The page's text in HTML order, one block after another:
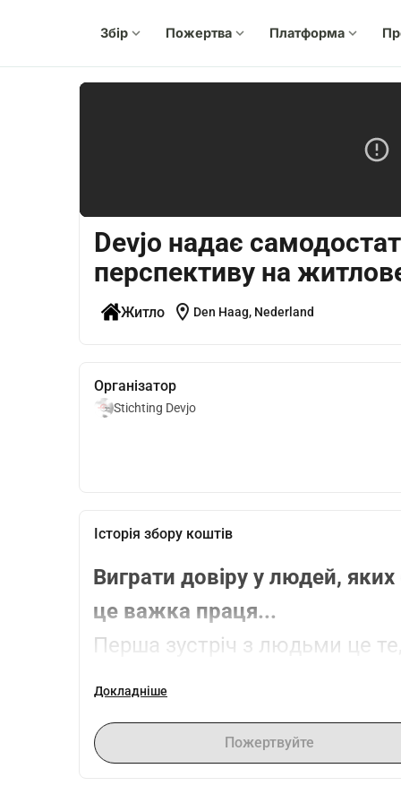
Збір expand_more Пожертва expand_more Платформа expand_more
Devjo надає
перспективу на
Житло location_on Den Haag, Nederland
Організатор
Stichting Devjo
Історія збору коштів
Виграти довіру у людей, яких
це важка праця...
Перша зустріч з людьми це
як зустрічі з людьми в барі, у
приходять лише бездомні.
Докладніше
Пожертвуйте